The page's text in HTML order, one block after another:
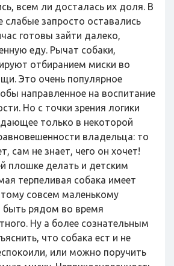
всем ли досталась их доля. В
слабые запросто оставались
готовы зайти далеко,
еду. Рычат собаки,
отбиранием миски во
Это очень популярное
направленное на воспитание
Но с точки зрения логики
только в некоторой
владельца: то
сам не знает, чего он хочет!
плошке делать и детским
терпеливая собака имеет
совсем маленькому
быть рядом во время
Ну а более сознательным
что собака ест и не
или можно поручить